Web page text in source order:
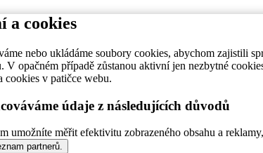
a cookies
nebo ukládáme soubory cookies, abychom zajistili
V opačném případě zůstanou aktivní jen nezbytné
v patičce webu.
údaje z následujících důvodů
umožníte měřit efektivitu zobrazeného obsahu a
partnerů.